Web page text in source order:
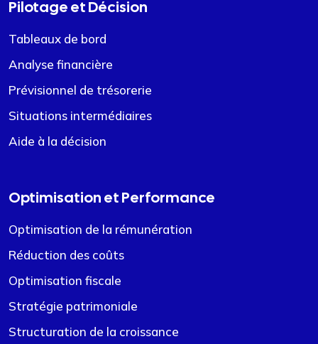
Pilotage et Décision
Tableaux de bord
Analyse financière
Prévisionnel de trésorerie
Situations intermédiaires
Aide à la décision
Optimisation et Performance
Optimisation de la rémunération
Réduction des coûts
Optimisation fiscale
Stratégie patrimoniale
Structuration de la croissance